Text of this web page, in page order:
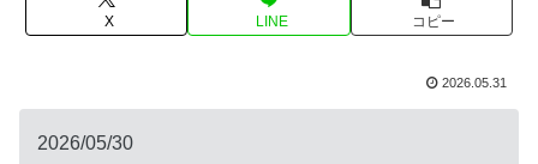
X LINE コピー
2026.05.31
2026/05/30